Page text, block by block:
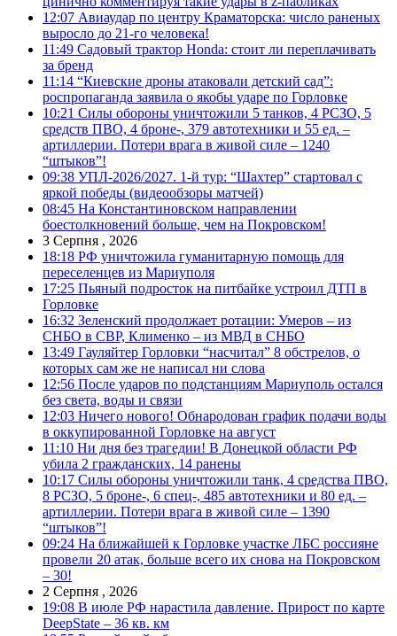
12:07 Авиаудар по центру Краматорска: число раненых
выросло до 21-го человека!
11:49 Садовый трактор Honda: стоит ли переплачивать
за бренд
11:14 “Киевские дроны атаковали детский сад”:
роспропаганда заявила о якобы ударе по Горловке
10:21 Силы обороны уничтожили 5 танков, 4 РСЗО, 5
средств ПВО, 4 броне-, 379 автотехники и 55 ед. –
артиллерии. Потери врага в живой силе – 1240
“штыков”!
09:38 УПЛ-2026/2027. 1-й тур: “Шахтер” стартовал с
яркой победы (видеообзоры матчей)
08:45 На Константиновском направлении
боестолкновений больше, чем на Покровском!
3 Серпня , 2026
18:18 РФ уничтожила гуманитарную помощь для
переселенцев из Мариуполя
17:25 Пьяный подросток на питбайке устроил ДТП в
Горловке
16:32 Зеленский продолжает ротации: Умеров – из
СНБО в СВР, Клименко – из МВД в СНБО
13:49 Гауляйтер Горловки “насчитал” 8 обстрелов, о
которых сам же не написал ни слова
12:56 После ударов по подстанциям Мариуполь остался
без света, воды и связи
12:03 Ничего нового! Обнародован график подачи воды
в оккупированной Горловке на август
11:10 Ни дня без трагедии! В Донецкой области РФ
убила 2 гражданских, 14 ранены
10:17 Силы обороны уничтожили танк, 4 средства ПВО,
8 РСЗО, 5 броне-, 6 спец-, 485 автотехники и 80 ед. –
артиллерии. Потери врага в живой силе – 1390
“штыков”!
09:24 На ближайшей к Горловке участке ЛБС россияне
провели 20 атак, больше всего их снова на Покровском
– 30!
2 Серпня , 2026
19:08 В июле РФ нарастила давление. Прирост по карте
DeepState – 36 кв. км